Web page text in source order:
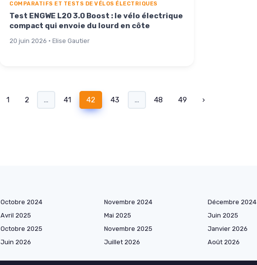
COMPARATIFS ET TESTS DE VÉLOS ÉLECTRIQUES
Test ENGWE L20 3.0 Boost : le vélo électrique
compact qui envoie du lourd en côte
20 juin 2026 · Elise Gautier
1 2 ... 41 42 43 ... 48 49 ›
Octobre 2024 Novembre 2024 Décembre 2024
Avril 2025 Mai 2025 Juin 2025
Octobre 2025 Novembre 2025 Janvier 2026
Juin 2026 Juillet 2026 Août 2026